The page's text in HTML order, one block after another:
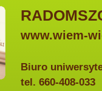
www.wiem-
Biuro
tel. 660-408-033